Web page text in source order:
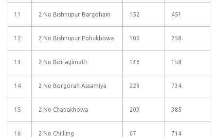
11 2 No Bishnupur Bargohain 152 451
12 2 No Bishnupur Pohukhowa 109 258
13 2 No Boiragimath 136 158
14 2 No Borgorah Assamiya 229 734
15 2 No Chapakhowa 203 385
16 2 No Chillling 67 714